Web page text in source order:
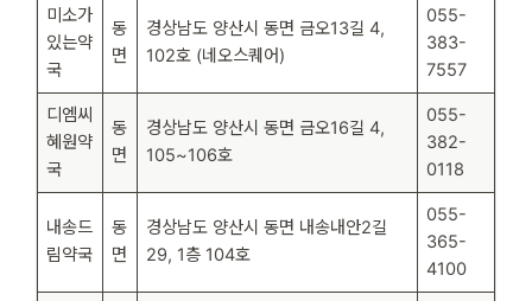
미소가
있는약
국
동
면
경상남도 양산시 동면 금오13길 4,
102호 (네오스퀘어)
055-
383-
7557
디엠씨
혜원약
국
동
면
경상남도 양산시 동면 금오16길 4,
105~106호
055-
382-
0118
내송드
림약국
동
면
경상남도 양산시 동면 내송내안2길
29, 1층 104호
055-
365-
4100